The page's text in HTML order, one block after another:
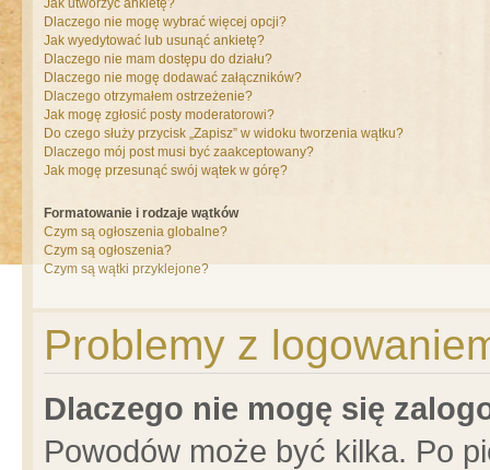
Jak utworzyć ankietę?
Dlaczego nie mogę wybrać więcej opcji?
Jak wyedytować lub usunąć ankietę?
Dlaczego nie mam dostępu do działu?
Dlaczego nie mogę dodawać załączników?
Dlaczego otrzymałem ostrzeżenie?
Jak mogę zgłosić posty moderatorowi?
Do czego służy przycisk „Zapisz” w widoku tworzenia wątku?
Dlaczego mój post musi być zaakceptowany?
Jak mogę przesunąć swój wątek w górę?
Formatowanie i rodzaje wątków
Czym są ogłoszenia globalne?
Czym są ogłoszenia?
Czym są wątki przyklejone?
Problemy z
Dlaczego nie mogę się
Powodów może być kilka. Po